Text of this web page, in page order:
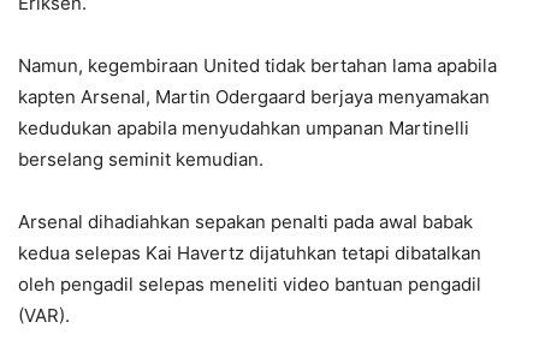
Namun, kegembiraan United tidak bertahan lama apabila
kapten Arsenal, Martin Odergaard berjaya menyamakan
kedudukan apabila menyudahkan umpanan Martinelli
berselang seminit kemudian.
Arsenal dihadiahkan sepakan penalti pada awal babak
kedua selepas Kai Havertz dijatuhkan tetapi dibatalkan
oleh pengadil selepas meneliti video bantuan pengadil
(VAR).